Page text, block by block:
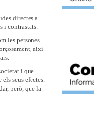
directes a
i contrastats.
les persones
així
i que
seus efectes.
però, que la